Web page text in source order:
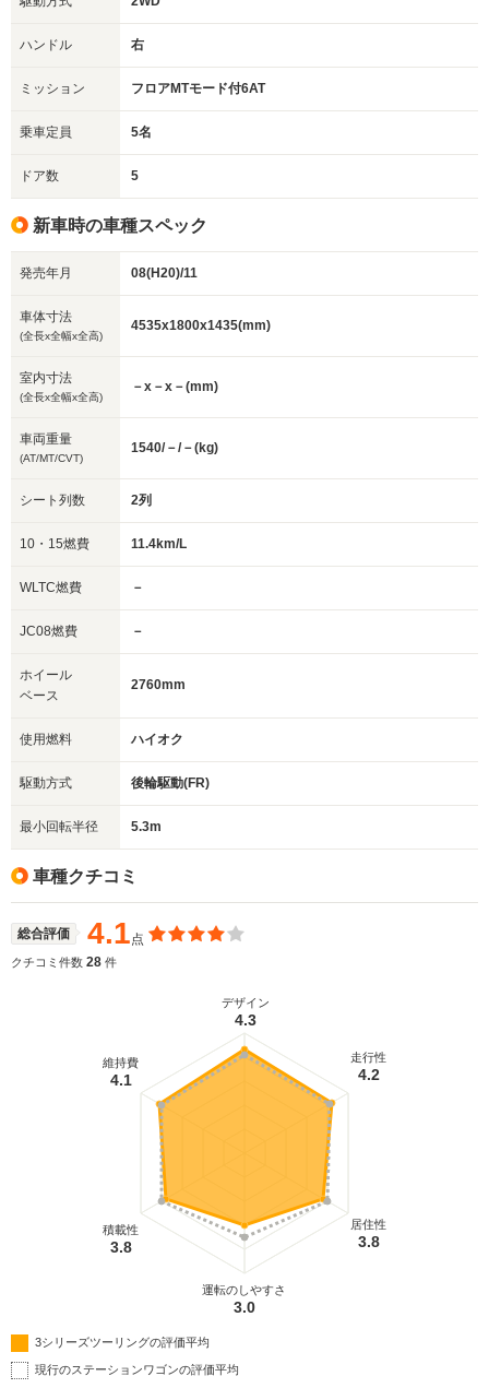
ハンドル 右
ミッション フロアMTモード付6AT
乗車定員 5名
ドア数 5
新車時の車種スペック
発売年月 08(H20)/11
車体寸法
(全長x全幅x全高)
4535x1800x1435(mm)
室内寸法
(全長x全幅x全高)
－x－x－(mm)
車両重量
(AT/MT/CVT)
1540/－/－(kg)
シート列数 2列
10・15燃費 11.4km/L
WLTC燃費 －
JC08燃費 －
ホイール
ベース
2760mm
使用燃料 ハイオク
駆動方式 後輪駆動(FR)
最小回転半径 5.3m
車種クチコミ
総合評価 4.1点
クチコミ件数 28 件
デザイン
4.3
走行性
4.2
居住性
3.8
運転のしやすさ
3.0
積載性
3.8
維持費
4.1
3シリーズツーリングの評価平均
現行のステーションワゴンの評価平均